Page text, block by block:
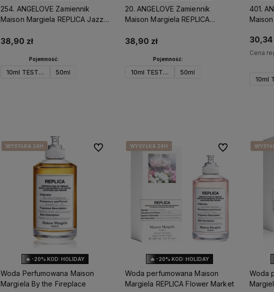
254. ANGELOVE Zamiennik
Maison Margiela REPLICA Jazz
38,90 zł
Pojemność:
10ml TESTER 50ml
20. ANGELOVE Zamiennik
Maison Margiela REPLICA
38,90 zł
Pojemność:
10ml TESTER 50ml
401.
30,34
Cena
10ml
🔥 -20% KOD: HOLIDAY
WYSYŁKA 24H
WYSYŁKA 24H
Woda Perfumowana Maison
Margiela By the Fireplace
Do ulubionych
🔥 -20% KOD: HOLIDAY
WYSYŁKA 24H
WYSYŁKA 24H
Woda perfumowana Maison
Margiela REPLICA Flower Market
Do ulubionych
Woda